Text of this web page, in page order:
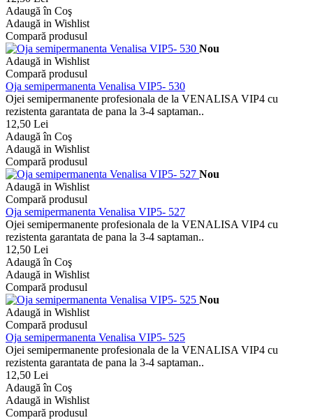
Adaugă în Coş
Adaugă in Wishlist
Compară produsul
Nou
Adaugă in Wishlist
Compară produsul
Oja semipermanenta Venalisa VIP5- 530
Ojei semipermanente profesionala de la VENALISA VIP4 cu
rezistenta garantata de pana la 3-4 saptaman..
12,50 Lei
Adaugă în Coş
Adaugă in Wishlist
Compară produsul
Nou
Adaugă in Wishlist
Compară produsul
Oja semipermanenta Venalisa VIP5- 527
Ojei semipermanente profesionala de la VENALISA VIP4 cu
rezistenta garantata de pana la 3-4 saptaman..
12,50 Lei
Adaugă în Coş
Adaugă in Wishlist
Compară produsul
Nou
Adaugă in Wishlist
Compară produsul
Oja semipermanenta Venalisa VIP5- 525
Ojei semipermanente profesionala de la VENALISA VIP4 cu
rezistenta garantata de pana la 3-4 saptaman..
12,50 Lei
Adaugă în Coş
Adaugă in Wishlist
Compară produsul